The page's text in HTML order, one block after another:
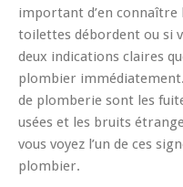
important d’en connaître
toilettes débordent ou si
deux indications claires
plombier immédiatement.
de plomberie sont les
usées et les bruits
vous voyez l’un de ces
plombier.